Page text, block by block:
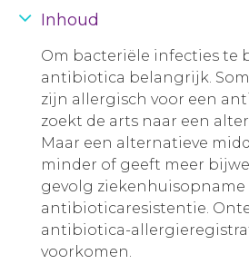
Inhoud
Om bacteriële infecties te
antibiotica belangrijk.
zijn allergisch voor een
zoekt de arts naar een
Maar een alternatieve
minder of geeft meer
gevolg ziekenhuisopname
antibioticaresistentie.
antibiotica-
voorkomen.